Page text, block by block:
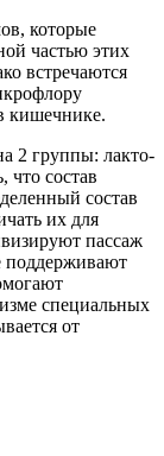
которые
частью этих
встречаются
кишечнике.
2 группы: лакто-
что состав
состав
их для
пассаж
поддерживают
специальных
от